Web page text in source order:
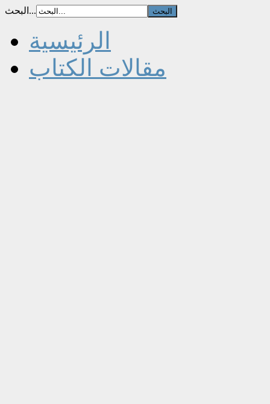
البحث...
الرئيسية
مقالات الكتاب